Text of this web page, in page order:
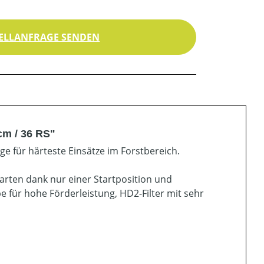
SENDEN
/ 36 RS"
für härteste Einsätze im Forstbereich.
dank nur einer Startposition und
für hohe Förderleistung, HD2-Filter mit sehr